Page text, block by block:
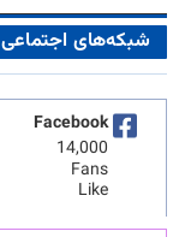
شبکه‌های اجتماعی
Facebook
14,000
Fans
Like